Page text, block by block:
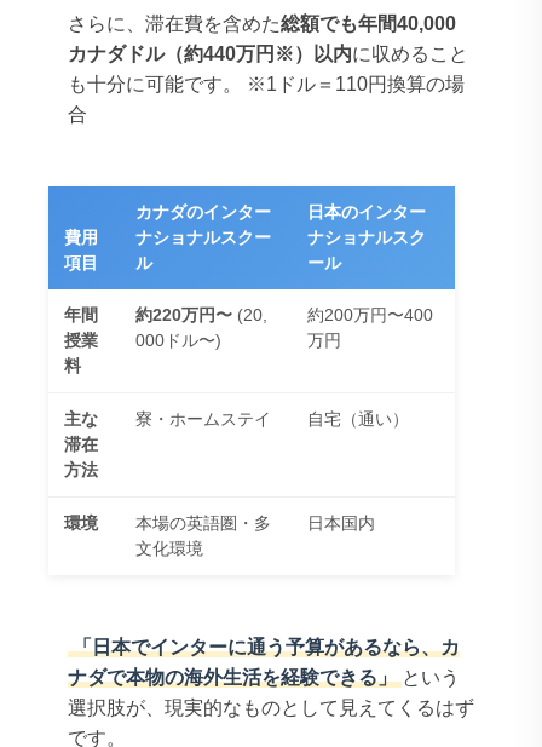
さらに、滞在費を含めた総額でも年間40,000
カナダドル（約440万円※）以内に収めること
も十分に可能です。
※1ドル＝110円換算の場
合
費用
項目
カナダのインター
ナショナルスクー
ル
日本のインター
ナショナルスク
ール
年間
授業
料
約220万円〜(20,
000ドル〜)
約200万円〜400
万円
主な
滞在
方法
寮・ホームステイ 自宅（通い）
環境
本場の英語圏・多
文化環境
日本国内
「日本でインターに通う予算があるなら、カ
ナダで本物の海外生活を経験できる」 という
選択肢が、現実的なものとして見えてくるはず
です。